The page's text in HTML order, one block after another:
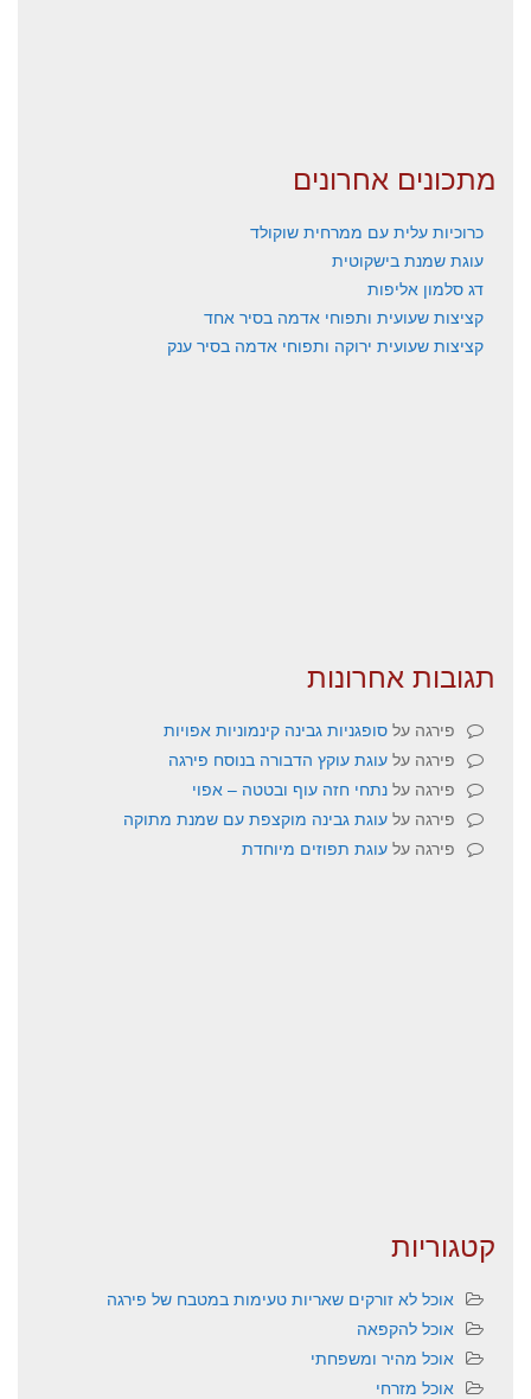
מתכונים אחרונים
כרוכיות עלית עם ממרחית שוקולד
עוגת שמנת בישקוטית
דג סלמון אליפות
קציצות שעועית ותפוחי אדמה בסיר אחד
קציצות שעועית ירוקה ותפוחי אדמה בסיר ענק
תגובות אחרונות
פירגה על סופגניות גבינה קינמוניות אפויות
פירגה על עוגת עוקץ הדבורה בנוסח פירגה
פירגה על נתחי חזה עוף ובטטה – אפוי
פירגה על עוגת גבינה מוקצפת עם שמנת מתוקה
פירגה על עוגת תפוזים מיוחדת
קטגוריות
אוכל לא זורקים שאריות טעימות במטבח של פירגה
אוכל להקפאה
אוכל מהיר ומשפחתי
אוכל מזרחי